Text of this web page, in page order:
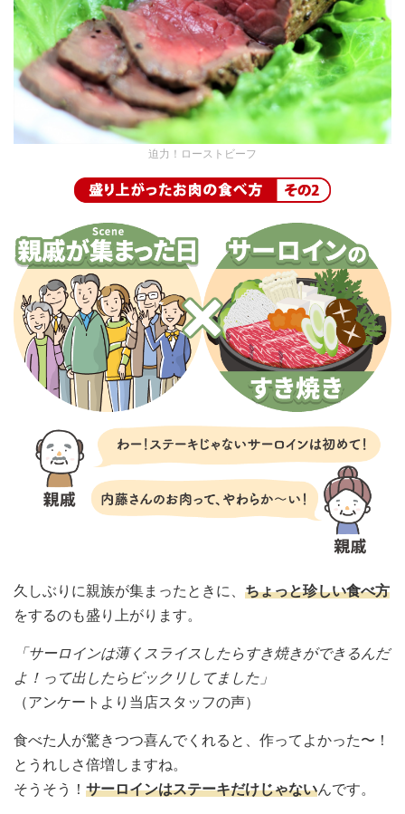
迫力！ローストビーフ
久しぶりに親族が集まったときに、 ちょっと珍しい食べ方
をするのも盛り上がります。
「サーロインは薄くスライスしたらすき焼きができるんだ
よ！って出したらビックリしてました」
（アンケートより当店スタッフの声）
食べた人が驚きつつ喜んでくれると、作ってよかった〜！
とうれしさ倍増しますね。
そうそう！ サーロインはステーキだけじゃないんです。